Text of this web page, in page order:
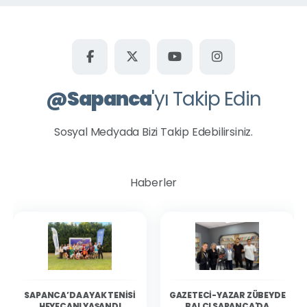
@Sapanca'yı Takip Edin
Sosyal Medyada Bizi Takip Edebilirsiniz.
Haberler
SAPANCA’DA AYAK TENISI
GAZETECI-YAZAR ZÜBEYDE